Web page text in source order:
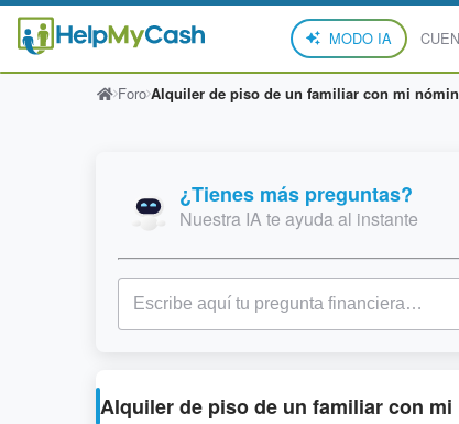
MODO IA
Foro Alquiler de piso de un familiar con mi
¿Tienes más preguntas?
Nuestra IA te ayuda al instante
Alquiler de piso de un familiar con mi